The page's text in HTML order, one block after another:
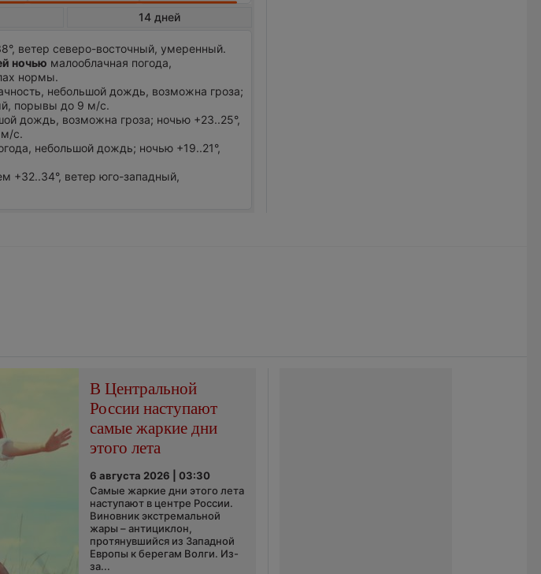
14 дней
ветер северо-восточный, умеренный.
ночью малооблачная погода,
нормы.
небольшой дождь, возможна гроза;
порывы до 9 м/с.
дождь, возможна гроза; ночью +23..25°,
с.
небольшой дождь; ночью +19..21°,
+32..34°, ветер юго-западный,
В Центральной
России наступают
самые жаркие дни
этого лета
6 августа 2026 | 03:30
Самые жаркие дни этого лета
наступают в центре России.
Виновник экстремальной
жары – антициклон,
протянувшийся из Западной
Европы к берегам Волги. Из-
за...